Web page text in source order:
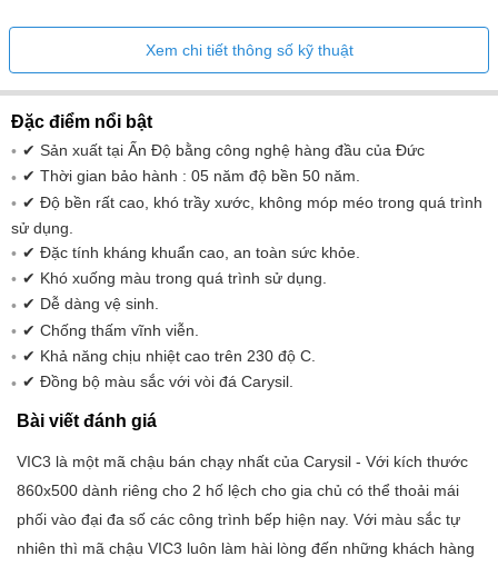
Xem chi tiết thông số kỹ thuật
Đặc điểm nổi bật
✔ Sản xuất tại Ấn Độ bằng công nghệ hàng đầu của Đức
✔ Thời gian bảo hành : 05 năm độ bền 50 năm.
✔ Độ bền rất cao, khó trầy xước, không móp méo trong quá trình
sử dụng.
✔ Đặc tính kháng khuẩn cao, an toàn sức khỏe.
✔ Khó xuống màu trong quá trình sử dụng.
✔ Dễ dàng vệ sinh.
✔ Chống thấm vĩnh viễn.
✔ Khả năng chịu nhiệt cao trên 230 độ C.
✔ Đồng bộ màu sắc với vòi đá Carysil.
Bài viết đánh giá
VIC3 là một mã chậu bán chạy nhất của Carysil - Với kích thước
860x500 dành riêng cho 2 hố lệch cho gia chủ có thể thoải mái
phối vào đại đa số các công trình bếp hiện nay. Với màu sắc tự
nhiên thì mã chậu VIC3 luôn làm hài lòng đến những khách hàng